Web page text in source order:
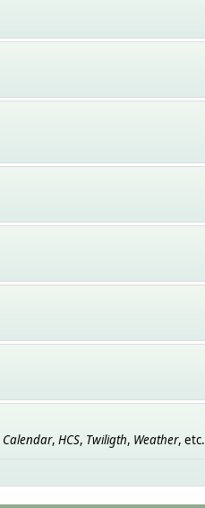
Calendar, HCS, Twiligth, Weather, etc.